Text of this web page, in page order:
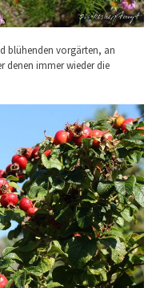
blühenden vorgärten, an
denen immer wieder die